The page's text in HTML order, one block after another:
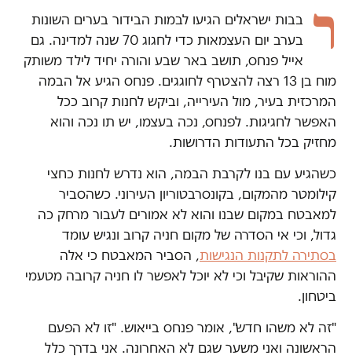
ר בבות ישראלים הגיעו לבמות הבידור בערים השונות
בערב יום העצמאות כדי לחגוג 70 שנה למדינה. גם
אייל פנחס, תושב באר שבע והורה יחיד לילד משותק
מוח בן 13 רצה להצטרף לחוגגים. פנחס הגיע אל הבמה
המרכזית בעיר, מול העירייה, וביקש לחנות קרוב ככל
האפשר לחגיגות. לפנחס, נכה בעצמו, יש תו נכה והוא
מחזיק בכל התעודות הדרושות.
כשהגיע עם בנו לקרבת הבמה, הוא נדרש לחנות כחצי
קילומטר מהמקום, בקונסרבטוריון העירוני. כשהסביר
למאבטח במקום שבנו והוא לא אמורים לעבור מרחק כה
גדול, וכי אי הסדרה של מקום חניה קרוב ונגיש עומד
בסתירה לתקנות הנגישות, הסביר המאבטח כי אלה
ההוראות שקיבל וכי לא יוכל לאפשר לו חניה קרובה מטעמי
ביטחון.
"זה לא משהו חדש", אומר פנחס בייאוש. "זו לא הפעם
הראשונה ואני משער שגם לא האחרונה. אני בדרך כלל